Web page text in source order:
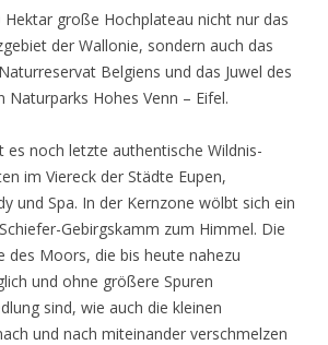
große Hochplateau nicht nur das
der Wallonie, sondern auch das
Belgiens und das Juwel des
Naturparks Hohes Venn – Eifel.
es noch letzte authentische Wildnis-
im Viereck der Städte Eupen,
und Spa. In der Kernzone wölbt sich ein
Gebirgskamm zum Himmel. Die
des Moors, die bis heute nahezu
und ohne größere Spuren
sind, wie auch die kleinen
und nach miteinander verschmelzen